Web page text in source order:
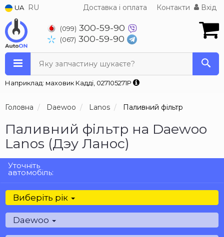
UA RU Доставка і оплата Контакти Вхід
(099) 300-59-90
(067) 300-59-90
Яку запчастину шукаєте?
Наприклад: маховик Кадді, 027105271P
Головна Daewoo Lanos Паливний фільтр
Паливний фільтр на Daewoo
Lanos (Дэу Ланос)
Уточніть
автомобіль:
Виберіть рік
Daewoo